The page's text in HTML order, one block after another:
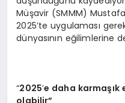
Müşavir (SMMM)
2025’te uygulaması
dünyasının eğilimlerine
“2025’e daha karmaşık